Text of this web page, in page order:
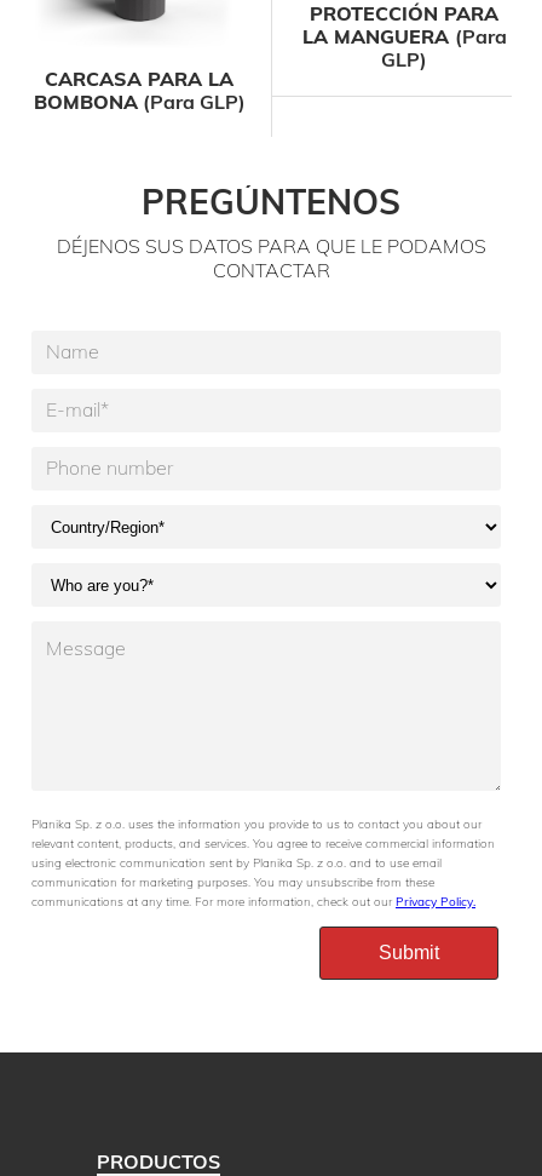
CARCASA PARA LA
BOMBONA(para GLP)
PROTECCIÓN PARA
LA MANGUERA (para
GLP)
PREGÚNTENOS
DÉJENOS SUS DATOS PARA QUE LE PODAMOS
CONTACTAR
Planika Sp. z o.o. uses the information you provide to us to contact you about our
relevant content, products, and services. You agree to receive commercial information
using electronic communication sent by Planika Sp. z o.o. and to use email
communication for marketing purposes. You may unsubscribe from these
communications at any time. For more information, check out our Privacy Policy.
PRODUCTOS